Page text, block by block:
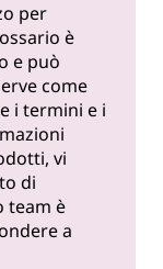
per
è
e può
come
i termini e i
vi
di
team è
a